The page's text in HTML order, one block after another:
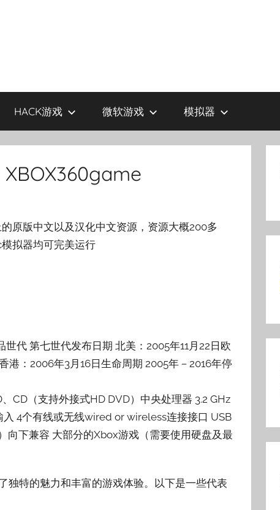
HACK游戏 微软游戏 模拟器
原版中文以及汉化中文资源，资源大概200多
拟器均可完美运行
代 第七世代发布日期 北美：2005年11月22日欧
港：2006年3月16日生命周期 2005年－2016年停
CD（支持外接式HD DVD）中央处理器 3.2 GHz
4个有线或无线wired or wireless连接接口 USB
向下兼容 大部分的Xbox游戏（需要使用硬盘及最
独特的魅力和丰富的游戏体验。以下是一些代表